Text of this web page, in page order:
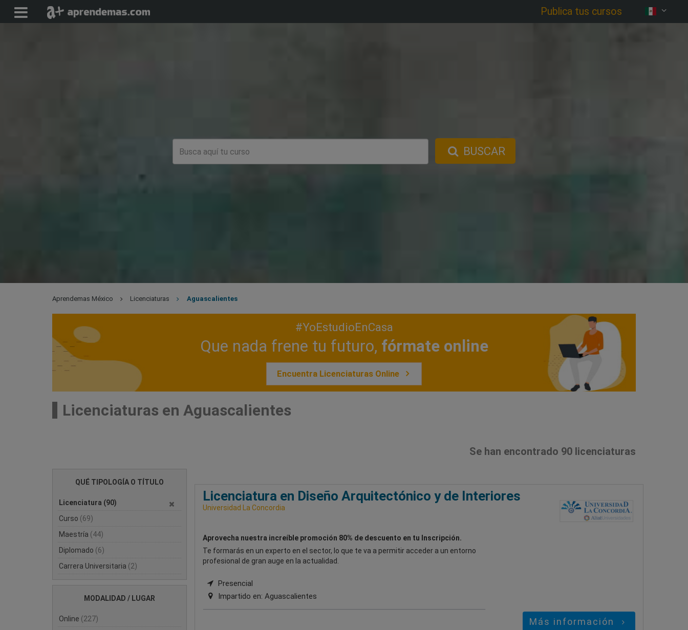
Publica tus cursos
BUSCAR
Aprendemas México Licenciaturas Aguascalientes
#YoEstudioEnCasa
Que nada frene tu futuro, fórmate online
Encuentra Licenciaturas Online
Licenciaturas en Aguascalientes
Se han encontrado 90 licenciaturas
QUÉ TIPOLOGÍA O TÍTULO
Licenciatura (90)
Curso (69)
Maestría (44)
Diplomado (6)
Carrera Universitaria (2)
MODALIDAD / LUGAR
Online (227)
Licenciatura en Diseño Arquitectónico y de Interiores
Universidad La Concordia
Aprovecha nuestra increíble promoción 80% de descuento en tu Inscripción.
Te formarás en un experto en el sector, lo que te va a permitir acceder a un entorno
profesional de gran auge en la actualidad.
Presencial
Impartido en: Aguascalientes
Más información